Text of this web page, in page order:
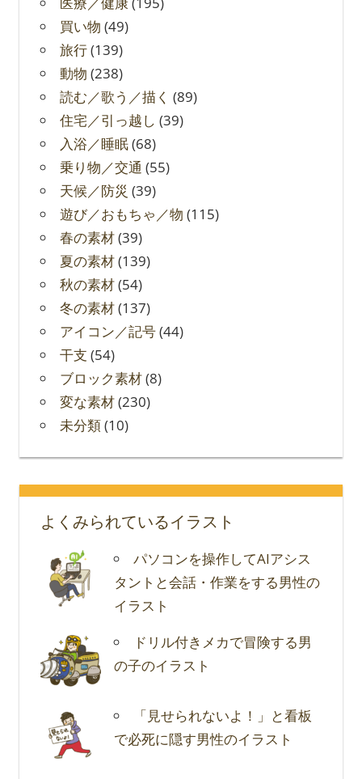
買い物 (49)
旅行(139)
動物 (238)
読む／歌う／描く (89)
住宅／引っ越し (39)
入浴／睡眠(68)
乗り物／交通 (55)
天候／防災 (39)
遊び／おもちゃ／物 (115)
春の素材(39)
夏の素材(139)
秋の素材(54)
冬の素材(137)
アイコン／記号(44)
干支 (54)
ブロック素材(8)
変な素材(230)
未分類(10)
よくみられているイラスト
パソコンを操作してAIアシス
タントと会話・作業をする男性の
イラスト
ドリル付きメカで冒険する男
の子のイラスト
「見せられないよ！」と看板
で必死に隠す男性のイラスト